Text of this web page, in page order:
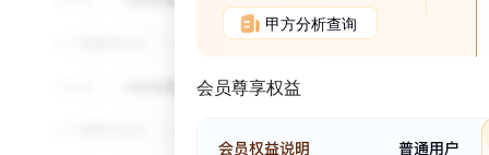
甲方分析查询
会员尊享权益